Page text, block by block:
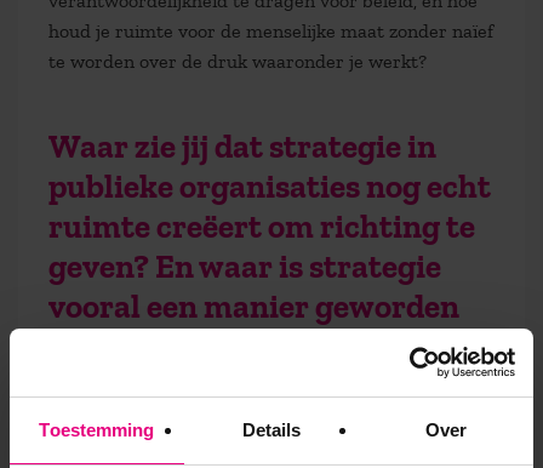
Toestemming Details Over
houd je ruimte voor de menselijke maat zonder naïef
te worden over de druk waaronder je werkt?
Waar zie jij dat strategie in
publieke organisaties nog echt
ruimte creëert om richting te
geven? En waar is strategie
vooral een manier geworden
absorberen en beheersbaar te
maken?